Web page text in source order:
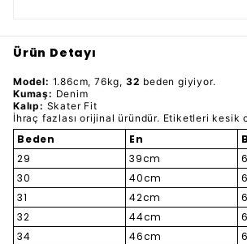
Ürün Detayı
Model: 1.86cm, 76kg, 32 beden giyiyor.
Kumaş: Denim
Kalıp: Skater Fit
İhraç fazlası orijinal üründür. Etiketleri kesik
Beden En
29
39cm
30
40cm
31
42cm
32
44cm
34
46cm